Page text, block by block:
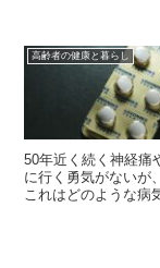
高齢者の健康と暮らし
50年近く続く神経痛
に行く勇気がないが
これはどのような病